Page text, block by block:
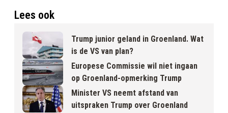
Lees ook
Trump junior geland in Groenland. Wat
is de VS van plan?
Europese Commissie wil niet ingaan
op Groenland-opmerking Trump
Minister VS neemt afstand van
uitspraken Trump over Groenland